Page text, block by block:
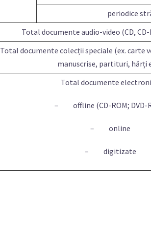
periodice
Total documente audio-video (CD,
Total documente colecții speciale (ex. carte
manuscrise, partituri, hărți
Total documente
– offline (CD-ROM; DVD-
– online
– digitizate